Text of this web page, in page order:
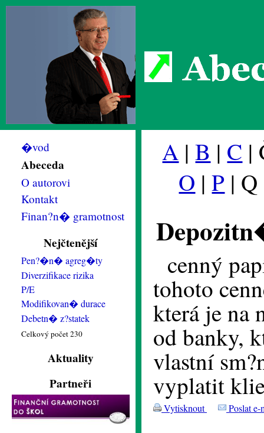
�vod
Abeceda
O autorovi
Kontakt
Finan?n� gramotnost
Nejčtenější
Pen?�n� agreg�ty
Diverzifikace rizika
P/E
Modifikovan� durace
Debetn� z?statek
Celkový počet 230
Aktuality
Partneři
A |B | C |
O |P |
cenný
tohoto
která je na
od banky,
vlastní
vyplatit
Vytisknout Poslat e-